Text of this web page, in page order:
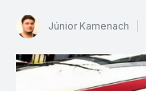
Júnior Kamenach